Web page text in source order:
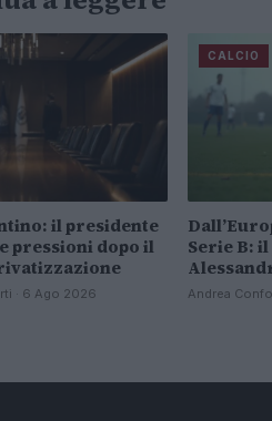
il presidente
pressioni dopo il
· 6 Ago 2026
CALCIO
Serie B:
Andrea